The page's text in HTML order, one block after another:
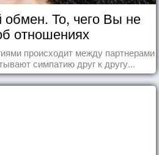
обмен. То, чего Вы не
отношениях
происходит между партнерами
симпатию друг к другу...